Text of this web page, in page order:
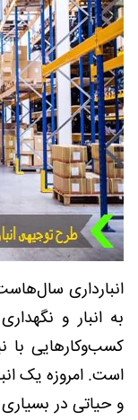
انبارداری
به انبار و
کسب‌وکارهایی با
است. امروزه یک
و حیاتی در